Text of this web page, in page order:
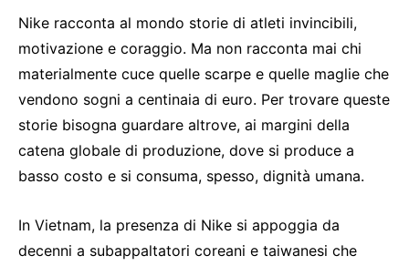
Nike racconta al mondo storie di atleti invincibili,
motivazione e coraggio. Ma non racconta mai chi
materialmente cuce quelle scarpe e quelle maglie che
vendono sogni a centinaia di euro. Per trovare queste
storie bisogna guardare altrove, ai margini della
catena globale di produzione, dove si produce a
basso costo e si consuma, spesso, dignità umana.
In Vietnam, la presenza di Nike si appoggia da
decenni a subappaltatori coreani e taiwanesi che